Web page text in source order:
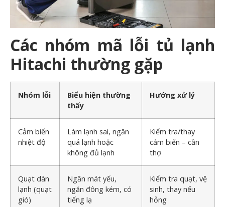
Các nhóm mã lỗi tủ lạnh
Hitachi thường gặp
Nhóm lỗi
Biểu hiện thường
thấy
Hướng xử lý
Cảm biến
nhiệt độ
Làm lạnh sai, ngăn
quá lạnh hoặc
không đủ lạnh
Kiểm tra/thay
cảm biến – cần
thợ
Quạt dàn
lạnh (quạt
gió)
Ngăn mát yếu,
ngăn đông kém, có
tiếng lạ
Kiểm tra quạt, vệ
sinh, thay nếu
hỏng